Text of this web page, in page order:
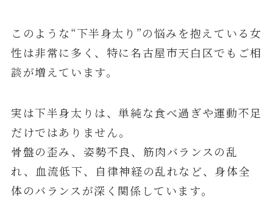
このような“下半身太り”の悩みを抱えている女
性は非常に多く、特に名古屋市天白区でもご相
談が増えています。
実は下半身太りは、単純な食べ過ぎや運動不足
だけではありません。
骨盤の歪み、姿勢不良、筋肉バランスの乱
れ、血流低下、自律神経の乱れなど、身体全
体のバランスが深く関係しています。